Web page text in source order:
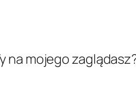
na mojego